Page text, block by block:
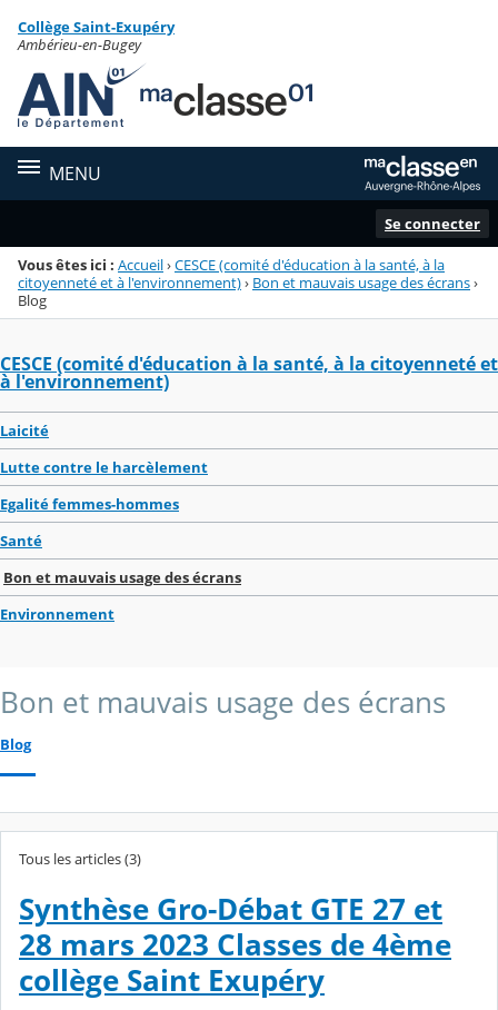
Menu de la rubrique
Contenu
Collège Saint-Exupéry
Ambérieu-en-Bugey
MENU
Se connecter
Vous êtes ici : Accueil›CESCE (comité d'éducation à la santé, à la
citoyenneté et à l'environnement)› Bon et mauvais usage des écrans›
Blog
CESCE (comité d'éducation à la santé, à la citoyenneté et
à l'environnement)
Laicité
Lutte contre le harcèlement
Egalité femmes-hommes
Santé
Bon et mauvais usage des écrans
Environnement
Bon et mauvais usage des écrans
Blog
Tous les articles (3)
Synthèse Gro-Débat GTE 27 et
28 mars 2023 Classes de 4ème
collège Saint Exupéry